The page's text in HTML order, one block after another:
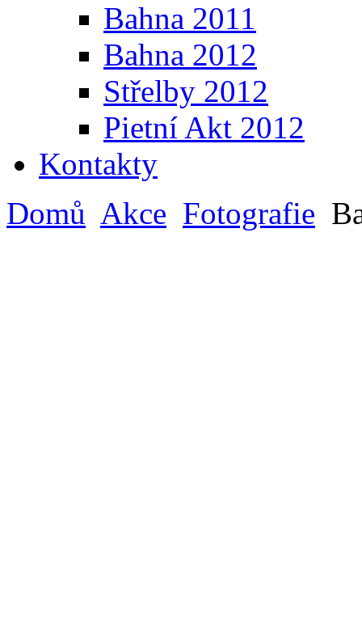
Bahna 2011
Bahna 2012
Střelby 2012
Pietní Akt 2012
Kontakty
Domů Akce Fotografie